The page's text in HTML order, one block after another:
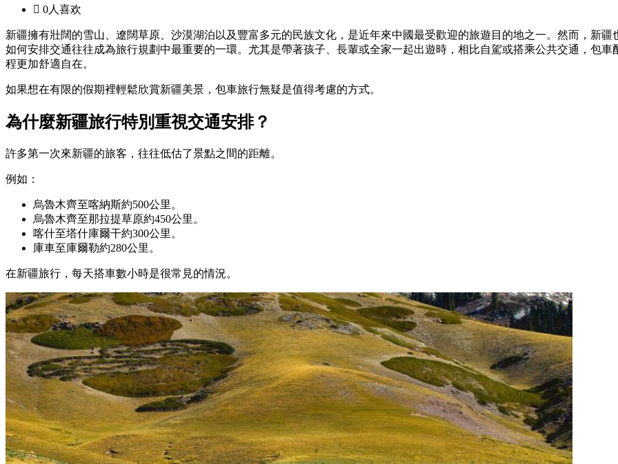
 0人喜欢
新疆擁有壯闊的雪山、遼闊草原、沙漠湖泊以及豐富多元的民族文化，是近年來中國最受歡迎的旅遊目的地之一。然而，新
如何安排交通往往成為旅行規劃中最重要的一環。尤其是帶著孩子、長輩或全家一起出遊時，相比自駕或搭乘公共交通，包
程更加舒適自在。
如果想在有限的假期裡輕鬆欣賞新疆美景，包車旅行無疑是值得考慮的方式。
為什麼新疆旅行特別重視交通安排？
許多第一次來新疆的旅客，往往低估了景點之間的距離。
例如：
烏魯木齊至喀納斯約500公里。
烏魯木齊至那拉提草原約450公里。
喀什至塔什庫爾干約300公里。
庫車至庫爾勒約280公里。
在新疆旅行，每天搭車數小時是很常見的情況。